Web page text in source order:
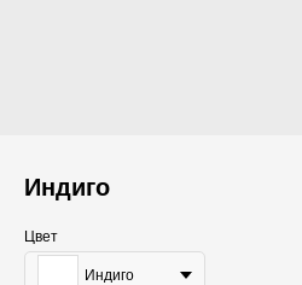
Индиго
Цвет
Индиго